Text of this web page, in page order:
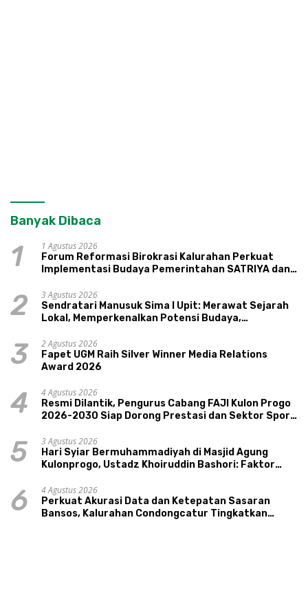
Banyak Dibaca
1
1 Agustus 2026
Forum Reformasi Birokrasi Kalurahan Perkuat
Implementasi Budaya Pemerintahan SATRIYA dan
2
3 Agustus 2026
Sendratari Manusuk Sima I Upit: Merawat Sejarah
Lokal, Memperkenalkan Potensi Budaya,
3
2 Agustus 2026
Fapet UGM Raih Silver Winner Media Relations
Award 2026
4
4 Agustus 2026
Resmi Dilantik, Pengurus Cabang FAJI Kulon Progo
2026-2030 Siap Dorong Prestasi dan Sektor Sport
5
3 Agustus 2026
Hari Syiar Bermuhammadiyah di Masjid Agung
Kulonprogo, Ustadz Khoiruddin Bashori: Faktor
6
4 Agustus 2026
Perkuat Akurasi Data dan Ketepatan Sasaran
Bansos, Kalurahan Condongcatur Tingkatkan